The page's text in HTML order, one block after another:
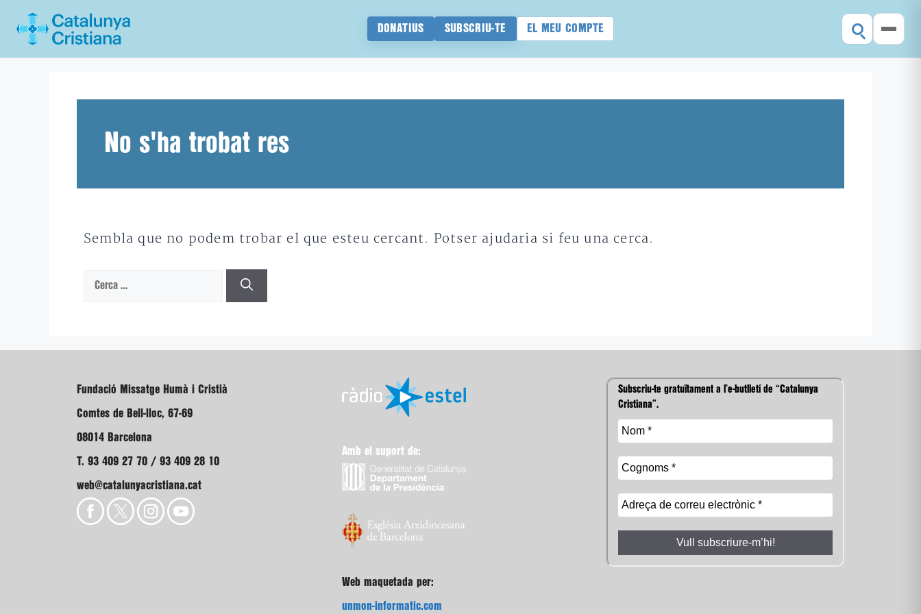
DONATIUS SUBSCRIU-TE EL MEU COMPTE
No s'ha trobat res
Sembla que no podem trobar el que esteu cercant. Potser ajudaria si feu una cerca.
Cerca:
Fundació Missatge Humà i Cristià
Comtes de Bell-lloc, 67-69
08014 Barcelona
T. 93 409 27 70 / 93 409 28 10
web@catalunyacristiana.cat
Amb el suport de:
Web maquetada per:
unmon-informatic.com
Subscriu-te gratuïtament a l’e-butlletí de “Catalunya
Cristiana”.